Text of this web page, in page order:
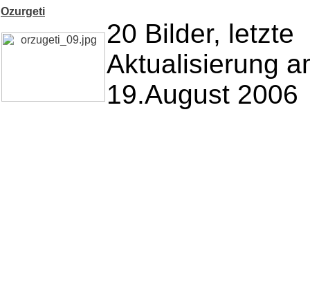
Ozurgeti
20 Bilder, letzte
Aktualisierung
19.August 2006